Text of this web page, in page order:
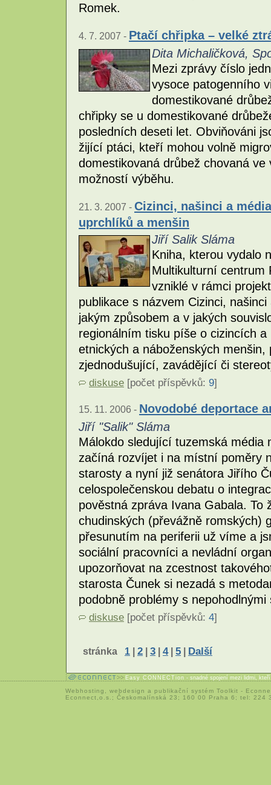
Romek.
4. 7. 2007 - Ptačí chřipka – velké
Dita Michaličková,
Mezi zprávy číslo
vysoce patogenního
domestikované
chřipky se u domestikované
posledních deseti let. Obviňováni
žijící ptáci, kteří mohou volně
domestikovaná drůbež chovaná
možností výběhu.
21. 3. 2007 - Cizinci, našinci a
uprchlíků a menšin
Jiří Salik Sláma
Kniha, kterou vydalo
Multikulturní centrum
vzniklé v rámci
publikace s názvem Cizinci,
jakým způsobem a v jakých
regionálním tisku píše o cizincích
etnických a náboženských
zjednodušující, zavádějící či
diskuse [počet příspěvků: 9]
15. 11. 2006 - Novodobé deportace
Jiří "Salik" Sláma
Málokdo sledující tuzemská média
začíná rozvíjet i na místní poměry
starosty a nyní již senátora Jiřího
celospolečenskou debatu o
pověstná zpráva Ivana Gabala.
chudinských (převážně romských)
přesunutím na periferii už víme a
sociální pracovníci a nevládní
upozorňovat na zcestnost
starosta Čunek si nezadá s
podobně problémy s
diskuse [počet příspěvků: 4]
stránka 1 | 2 | 3 | 4| 5 | Další
Easy CONNECTion - snadné spojení mezi lidmi,
Webhosting webdesign a publikační systém Toolkit -
Econnect,o.s.; Českomalínská 23; 160 00 Praha 6; tel: 224